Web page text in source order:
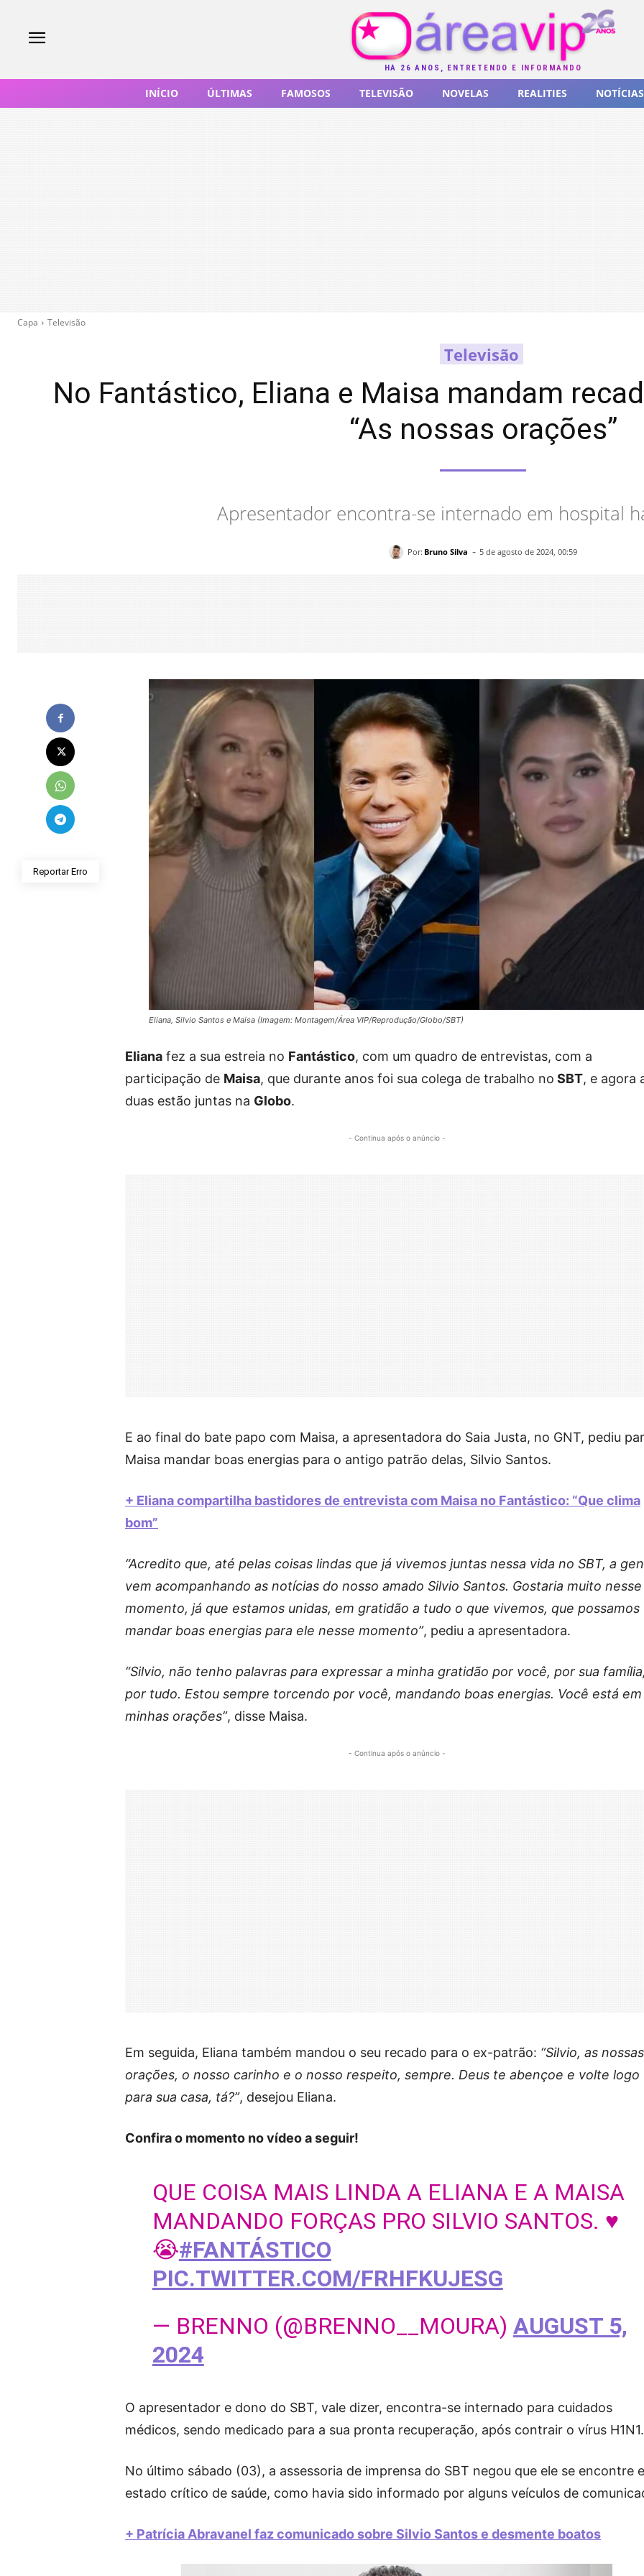
HÁ 26 ANOS, ENTRETENDO E INFORMANDO
INÍCIO ÚLTIMAS FAMOSOS TELEVISÃO NOVELAS REALITIES NOTÍCIAS
Capa Televisão
Televisão
No Fantástico, Eliana e Maisa mandam
“As nossas orações”
Apresentador encontra-se internado em hospital
Por: Bruno Silva - 5 de agosto de 2024, 00:59
Reportar Erro
Eliana, Silvio Santos e Maisa (Imagem: Montagem/Área VIP/Reprodução/Globo/SBT)
Eliana fez a sua estreia no Fantástico, com um quadro de entrevistas, com a
participação de Maisa, que durante anos foi sua colega de trabalho no SBT, e agora
duas estão juntas na Globo.
- Continua após o anúncio -
E ao final do bate papo com Maisa, a apresentadora do Saia Justa, no GNT, pediu
Maisa mandar boas energias para o antigo patrão delas, Silvio Santos.
+ Eliana compartilha bastidores de entrevista com Maisa no Fantástico: “Que clima
bom”
“Acredito que, até pelas coisas lindas que já vivemos juntas nessa vida no SBT, a
vem acompanhando as notícias do nosso amado Silvio Santos. Gostaria muito nesse
momento, já que estamos unidas, em gratidão a tudo o que vivemos, que possamos
mandar boas energias para ele nesse momento”, pediu a apresentadora.
“Silvio, não tenho palavras para expressar a minha gratidão por você, por sua
por tudo. Estou sempre torcendo por você, mandando boas energias. Você está em
minhas orações”, disse Maisa.
- Continua após o anúncio -
Em seguida, Eliana também mandou o seu recado para o ex-patrão: “Silvio, as nossas
orações, o nosso carinho e o nosso respeito, sempre. Deus te abençoe e volte logo
para sua casa, tá?”, desejou Eliana.
Confira o momento no vídeo a seguir!
QUE COISA MAIS LINDA A ELIANA E A MAISA
MANDANDO FORÇAS PRO SILVIO SANTOS. ♥️
😭#FANTÁSTICO
PIC.TWITTER.COM/FRHFKUJESG
— BRENNO (@BRENNO__MOURA) AUGUST 5,
2024
O apresentador e dono do SBT, vale dizer, encontra-se internado para cuidados
médicos, sendo medicado para a sua pronta recuperação, após contrair o vírus H1N1.
No último sábado (03), a assessoria de imprensa do SBT negou que ele se encontre
estado crítico de saúde, como havia sido informado por alguns veículos de
+ Patrícia Abravanel faz comunicado sobre Silvio Santos e desmente boatos